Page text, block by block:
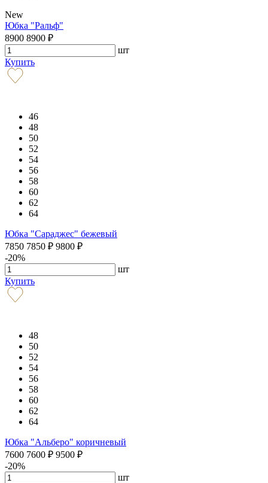
New
Юбка "Ральф"
8900 8900 ₽
шт
Купить
46
48
50
52
54
56
58
60
62
64
Юбка "Сараджес" бежевый
7850 7850 ₽ 9800 ₽
-20%
шт
Купить
48
50
52
54
56
58
60
62
64
Юбка "Альберо" коричневый
7600 7600 ₽ 9500 ₽
-20%
шт